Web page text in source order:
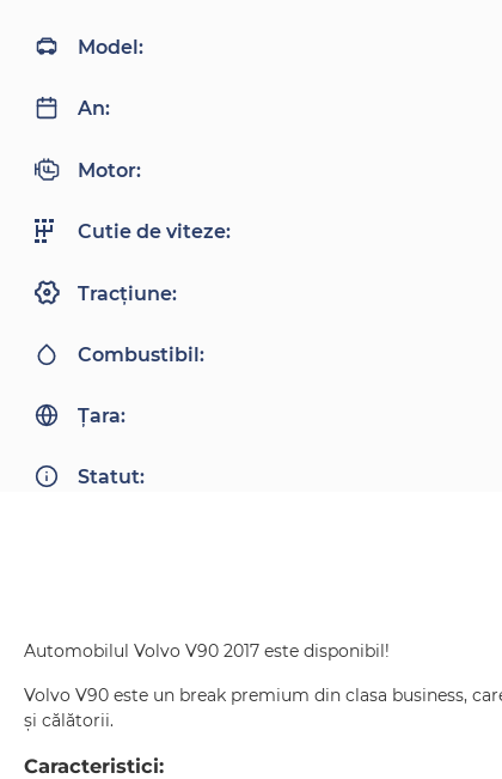
Model:
An:
Motor:
Cutie de viteze:
Tracțiune:
Combustibil:
Țara:
Statut:
Automobilul Volvo V90 2017 este disponibil!
Volvo V90 este un break premium din clasa business,
și călătorii.
Caracteristici: